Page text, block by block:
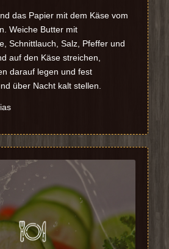
das Papier mit dem Käse vom
Weiche Butter mit
Schnittlauch, Salz, Pfeffer und
auf den Käse streichen,
darauf legen und fest
über Nacht kalt stellen.